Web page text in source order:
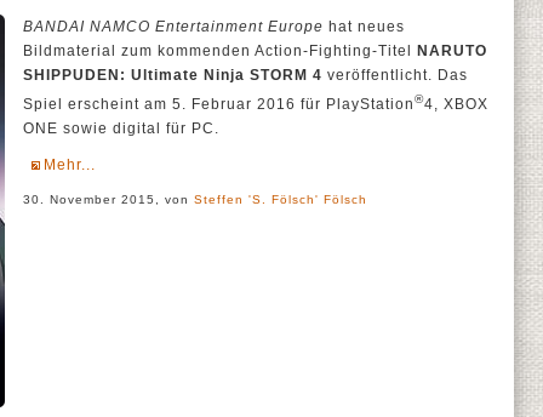
BANDAI NAMCO Entertainment Europe hat neues
Bildmaterial zum kommenden Action-Fighting-Titel
NARUTO
SHIPPUDEN: Ultimate Ninja STORM 4 veröffentlicht. Das
Spiel erscheint am 5. Februar 2016 für PlayStation®4, XBOX
ONE sowie digital für PC.
Mehr...
30. November 2015, von Steffen 'S. Fölsch' Fölsch